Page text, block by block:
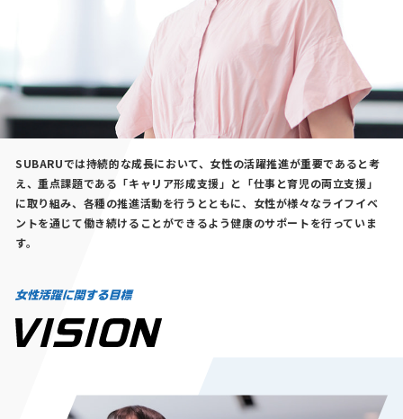
SUBARUでは持続的な成長において、女性の活躍推進が重要であると考
え、重点課題である「キャリア形成支援」と「仕事と育児の両立支援」
に取り組み、各種の推進活動を行うとともに、女性が様々なライフイベ
ントを通じて働き続けることができるよう健康のサポートを行っていま
す。